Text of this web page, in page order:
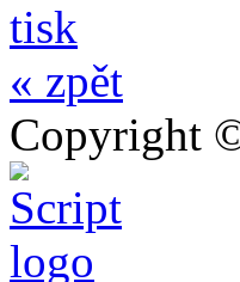
tisk
« zpět
Copyright